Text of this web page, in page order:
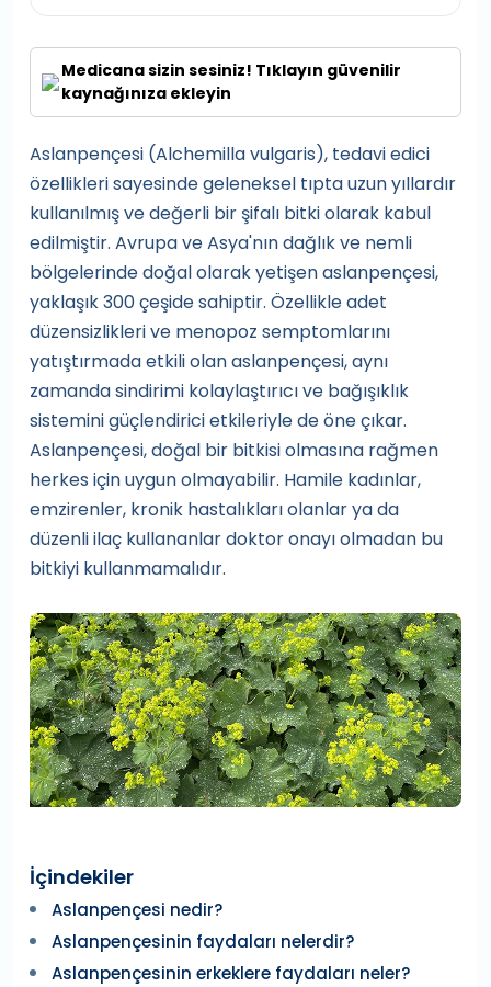
Medicana sizin sesiniz! Tıklayın güvenilir
kaynağınıza ekleyin
Aslanpençesi (Alchemilla vulgaris), tedavi edici
özellikleri sayesinde geleneksel tıpta uzun yıllardır
kullanılmış ve değerli bir şifalı bitki olarak kabul
edilmiştir. Avrupa ve Asya'nın dağlık ve nemli
bölgelerinde doğal olarak yetişen aslanpençesi,
yaklaşık 300 çeşide sahiptir. Özellikle adet
düzensizlikleri ve menopoz semptomlarını
yatıştırmada etkili olan aslanpençesi, aynı
zamanda sindirimi kolaylaştırıcı ve bağışıklık
sistemini güçlendirici etkileriyle de öne çıkar.
Aslanpençesi, doğal bir bitkisi olmasına rağmen
herkes için uygun olmayabilir. Hamile kadınlar,
emzirenler, kronik hastalıkları olanlar ya da
düzenli ilaç kullananlar doktor onayı olmadan bu
bitkiyi kullanmamalıdır.
İçindekiler
Aslanpençesi nedir?
Aslanpençesinin faydaları nelerdir?
Aslanpençesinin erkeklere faydaları neler?